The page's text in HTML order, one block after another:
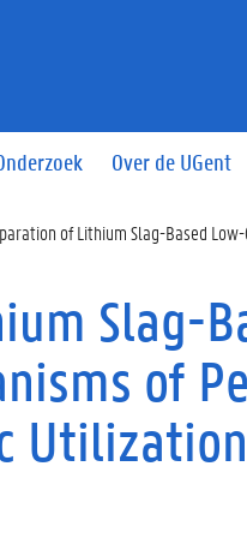
Over de UGent
of Lithium Slag-Based
Slag-
of